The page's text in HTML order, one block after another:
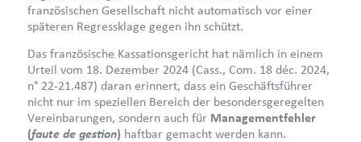
französischen Gesellschaft nicht automatisch vor einer
späteren Regressklage gegen ihn schützt.
Das französische Kassationsgericht hat nämlich in einem
Urteil vom 18. Dezember 2024 (Cass., Com. 18 déc. 2024,
n° 22-21.487)​ daran erinnert, dass ein Geschäftsführer
nicht nur im speziellen Bereich der besondersgeregelten
Vereinbarungen, sondern auch für Managementfehler
(faute de gestion) haftbar gemacht werden kann.